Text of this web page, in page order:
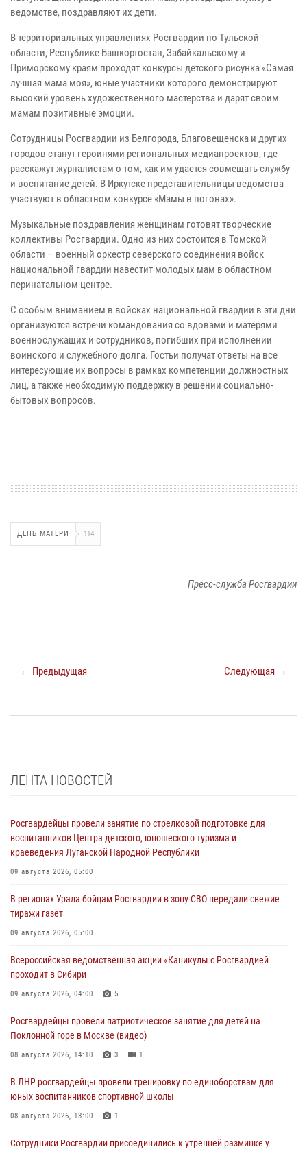
ведомстве, поздравляют их дети.
В территориальных управлениях Росгвардии по Тульской
области, Республике Башкортостан, Забайкальскому и
Приморскому краям проходят конкурсы детского рисунка «Самая
лучшая мама моя», юные участники которого демонстрируют
высокий уровень художественного мастерства и дарят своим
мамам позитивные эмоции.
Сотрудницы Росгвардии из Белгорода, Благовещенска и других
городов станут героинями региональных медиапроектов, где
расскажут журналистам о том, как им удается совмещать службу
и воспитание детей. В Иркутске представительницы ведомства
участвуют в областном конкурсе «Мамы в погонах».
Музыкальные поздравления женщинам готовят творческие
коллективы Росгвардии. Одно из них состоится в Томской
области – военный оркестр северского соединения войск
национальной гвардии навестит молодых мам в областном
перинатальном центре.
С особым вниманием в войсках национальной гвардии в эти дни
организуются встречи командования со вдовами и матерями
военнослужащих и сотрудников, погибших при исполнении
воинского и служебного долга. Гостьи получат ответы на все
интересующие их вопросы в рамках компетенции должностных
лиц, а также необходимую поддержку в решении социально-
бытовых вопросов.
ДЕНЬ МАТЕРИ 114
Пресс-служба Росгвардии
← Предыдущая Следующая →
ЛЕНТА НОВОСТЕЙ
Росгвардейцы провели занятие по стрелковой подготовке для
воспитанников Центра детского, юношеского туризма и
краеведения Луганской Народной Республики
09 августа 2026, 05:00
В регионах Урала бойцам Росгвардии в зону СВО передали свежие
тиражи газет
09 августа 2026, 05:00
Всероссийская ведомственная акции «Каникулы с Росгвардией
проходит в Сибири
09 августа 2026, 04:00 5
Росгвардейцы провели патриотическое занятие для детей на
Поклонной горе в Москве (видео)
08 августа 2026, 14:10 3 1
В ЛНР росгвардейцы провели тренировку по единоборствам для
юных воспитанников спортивной школы
08 августа 2026, 13:00 1
Сотрудники Росгвардии присоединились к утренней разминке у